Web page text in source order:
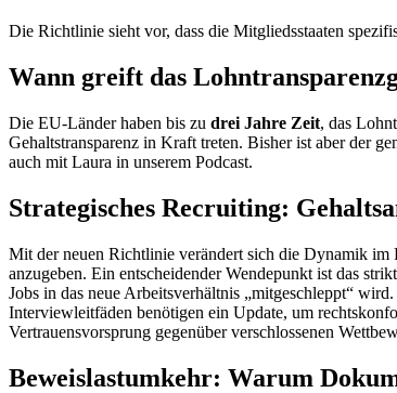
Die Richtlinie sieht vor, dass die Mitgliedsstaaten
Wann greift das
Die EU-Länder haben bis zu drei Jahre Zeit, das
Gehaltstransparenz in Kraft treten. Bisher ist aber der
auch mit Laura in unserem Podcast.
Strategisches Recruiting:
Mit der neuen Richtlinie verändert sich die Dynamik im
anzugeben. Ein entscheidender Wendepunkt ist das
Jobs in das neue Arbeitsverhältnis „mitgeschleppt“
Interviewleitfäden benötigen ein Update, um
Vertrauensvorsprung gegenüber verschlossenen
Beweislastumkehr: Warum